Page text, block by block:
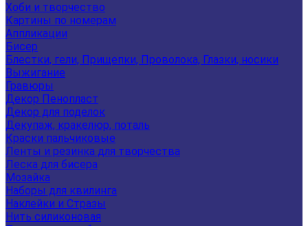
Хоби и творчество
Картины по номерам
Аппликации
Бисер
Блестки, гели, Прищепки, Проволока, Глазки, носики
Выжигание
Гравюры
Декор Пенопласт
Декор для поделок
Декупаж, кракелюр, поталь
Краски пальчиковые
Ленты и резинка для творчества
Леска для бисера
Мозайка
Наборы для квилинга
Наклейки и Стразы
Нить силиконовая